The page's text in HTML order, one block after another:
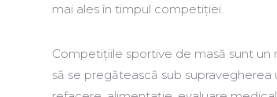
mai ales în timpul competiției.
Competițiile sportive de masă sunt
să se pregătească sub